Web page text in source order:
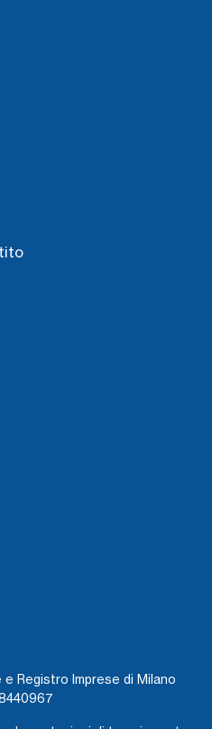
e Registro Imprese di Milano